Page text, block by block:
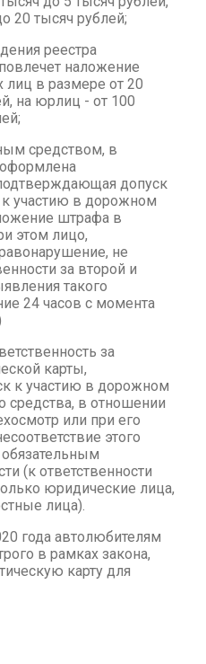
20 тысяч рублей;
реестра
наложение
в размере от 20
на юрлиц - от 100
средством, в
допуск
к участию в дорожном
штрафа в
этом лицо,
не
за второй и
такого
24 часов с момента
за
карты,
к участию в дорожном
средства, в отношении
или при его
этого
обязательным
(к ответственности
юридические лица,
лица).
года автолюбителям
в рамках закона,
карту для